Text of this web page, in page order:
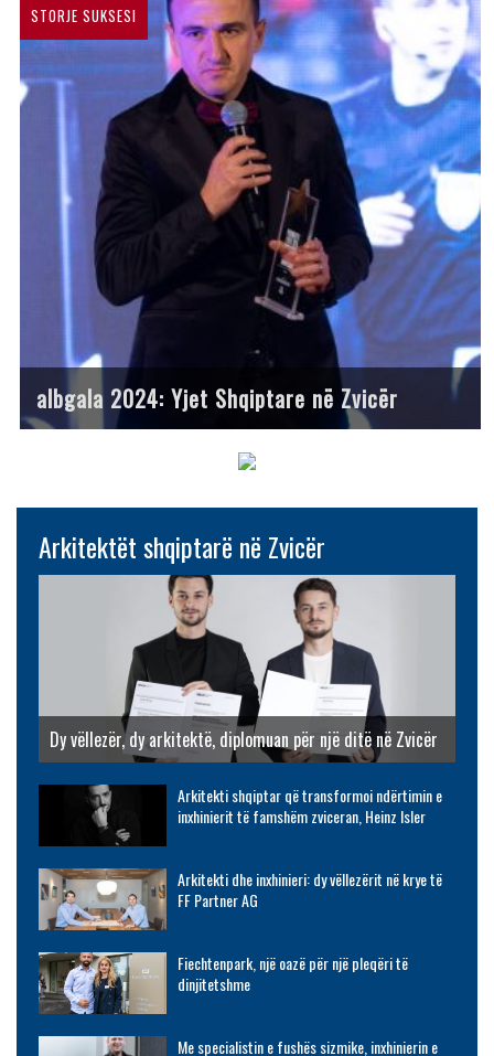
STORJE SUKSESI
albgala 2024: Yjet Shqiptare në Zvicër
Arkitektët shqiptarë në Zvicër
Dy vëllezër, dy arkitektë, diplomuan për një ditë në Zvicër
Arkitekti shqiptar që transformoi ndërtimin e
inxhinierit të famshëm zviceran, Heinz Isler
Arkitekti dhe inxhinieri: dy vëllezërit në krye të
FF Partner AG
Fiechtenpark, një oazë për një pleqëri të
dinjitetshme
Me specialistin e fushës sizmike, inxhinierin e